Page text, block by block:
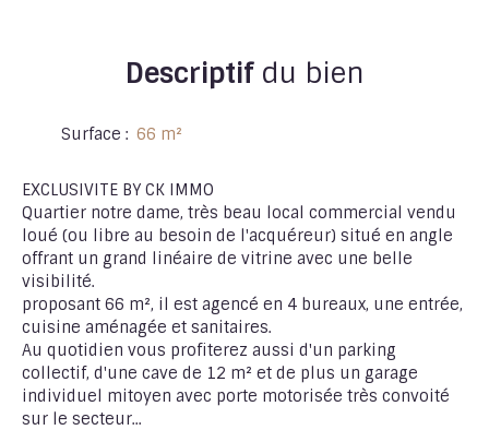
Descriptifdu bien
Surface : 66 m²
EXCLUSIVITE BY CK IMMO
Quartier notre dame, très beau local commercial vendu
loué (ou libre au besoin de l'acquéreur) situé en angle
offrant un grand linéaire de vitrine avec une belle
visibilité.
proposant 66 m², il est agencé en 4 bureaux, une entrée,
cuisine aménagée et sanitaires.
Au quotidien vous profiterez aussi d'un parking
collectif, d'une cave de 12 m² et de plus un garage
individuel mitoyen avec porte motorisée très convoité
sur le secteur...